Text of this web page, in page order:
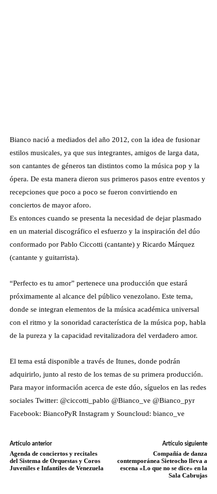
Bianco nació a mediados del año 2012, con la idea de fusionar
estilos musicales, ya que sus integrantes, amigos de larga data,
son cantantes de géneros tan distintos como la música pop y la
ópera. De esta manera dieron sus primeros pasos entre eventos y
recepciones que poco a poco se fueron convirtiendo en
conciertos de mayor aforo.
Es entonces cuando se presenta la necesidad de dejar plasmado
en un material discográfico el esfuerzo y la inspiración del dúo
conformado por Pablo Ciccotti (cantante) y Ricardo Márquez
(cantante y guitarrista).
“Perfecto es tu amor” pertenece una producción que estará
próximamente al alcance del público venezolano. Este tema,
donde se integran elementos de la música académica universal
con el ritmo y la sonoridad característica de la música pop, habla
de la pureza y la capacidad revitalizadora del verdadero amor.
El tema está disponible a través de Itunes, donde podrán
adquirirlo, junto al resto de los temas de su primera producción.
Para mayor información acerca de este dúo, síguelos en las redes
sociales Twitter: @ciccotti_pablo @Bianco_ve @Bianco_pyr
Facebook: BiancoPyR Instagram y Souncloud: bianco_ve
Artículo anterior
Agenda de conciertos y recitales
del Sistema de Orquestas y Coros
Juveniles e Infantiles de Venezuela
Artículo siguiente
Compañía de danza
contemporánea Sieteocho lleva a
escena «Lo que no se dice» en la
Sala Cabrujas